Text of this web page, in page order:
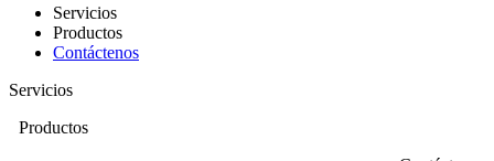
Servicios
Productos
Contáctenos
Servicios
Productos